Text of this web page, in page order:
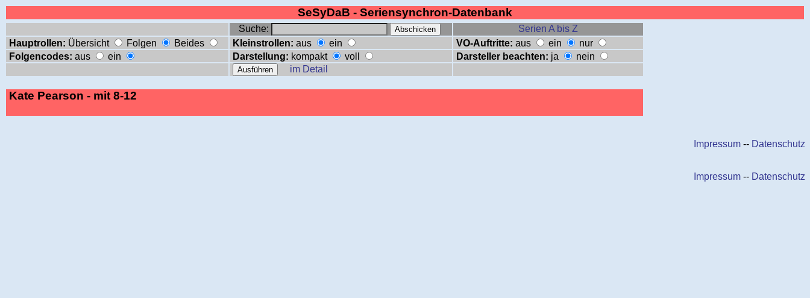
SeSyDaB - Seriensynchron-Datenbank
Suche:
Serien A bis Z
Hauptrollen: Übersicht Folgen Beides Kleinstrollen: aus ein VO-Auftritte: aus ein
nur
Folgencodes: aus ein Darstellung: kompakt voll Darsteller beachten: ja
nein
im Detail
Kate Pearson - mit 8-12
Impressum -- Datenschutz
Impressum -- Datenschutz